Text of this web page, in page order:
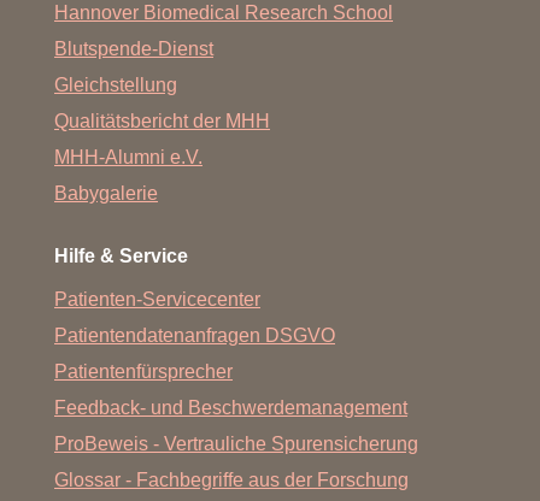
Hannover Biomedical Research School
Blutspende-Dienst
Gleichstellung
Qualitätsbericht der MHH
MHH-Alumni e.V.
Babygalerie
Hilfe & Service
Patienten-Servicecenter
Patientendatenanfragen DSGVO
Patientenfürsprecher
Feedback- und Beschwerdemanagement
ProBeweis - Vertrauliche Spurensicherung
Glossar - Fachbegriffe aus der Forschung